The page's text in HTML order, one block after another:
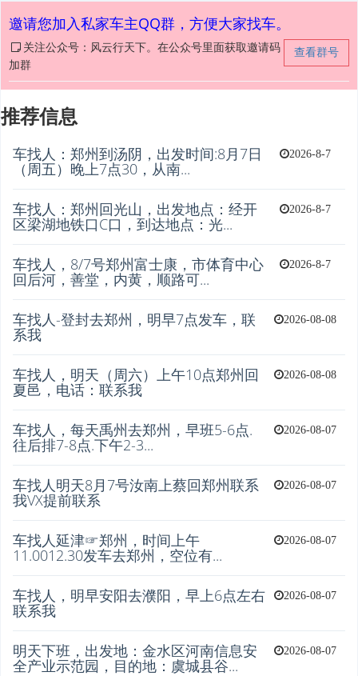
邀请您加入私家车主QQ群，方便大家找车。
查看群号
关注公众号：风云行天下。在公众号里面获取邀请码
加群
推荐信息
2026-8-7
车找人：郑州到汤阴，出发时间:8月7日
（周五）晚上7点30，从南...
2026-8-7
车找人：郑州回光山，出发地点：经开
区梁湖地铁口C口，到达地点：光...
2026-8-7
车找人，8/7号郑州富士康，市体育中心
回后河，善堂，内黄，顺路可...
2026-08-08
车找人-登封去郑州，明早7点发车，联
系我
2026-08-08
车找人，明天（周六）上午10点郑州回
夏邑，电话：联系我
2026-08-07
车找人，每天禹州去郑州，早班5-6点.
往后排7-8点.下午2-3...
2026-08-07
车找人明天8月7号汝南上蔡回郑州联系
我VX提前联系
2026-08-07
车找人延津☞郑州，时间上午
11.0012.30发车去郑州，空位有...
2026-08-07
车找人，明早安阳去濮阳，早上6点左右
联系我
2026-08-07
明天下班，出发地：金水区河南信息安
全产业示范园，目的地：虞城县谷...